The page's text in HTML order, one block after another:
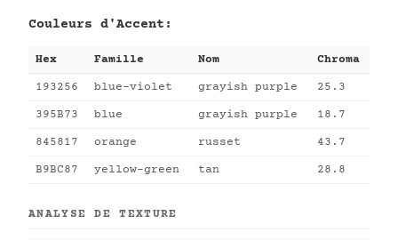
Couleurs d'Accent:
Hex Famille Nom Chroma
193256 blue-violet grayish purple 25.3
395B73 blue grayish purple 18.7
845817 orange russet 43.7
B9BC87 yellow-green tan 28.8
ANALYSE DE TEXTURE